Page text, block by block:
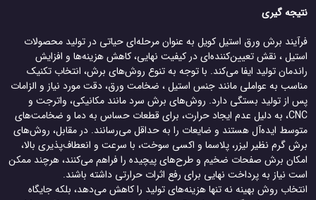
نتیجه گیری
فرآیند برش ورق استیل کویل به عنوان مرحله‌ای حیاتی در تولید محصولات
استیل ، نقش تعیین‌کننده‌ای در کیفیت نهایی، کاهش هزینه‌ها و افزایش
راندمان تولید ایفا می‌کند. با توجه به تنوع روش‌های برش، انتخاب تکنیک
مناسب به عواملی مانند جنس استیل ، ضخامت ورق، دقت مورد نیاز و الزامات
پس از تولید بستگی دارد. روش‌های برش سرد مانند مکانیکی، واترجت و
CNC، به دلیل عدم ایجاد حرارت، برای قطعات حساس به دما و ضخامت‌های
متوسط ایده‌آل هستند و ضایعات را به حداقل می‌رسانند. در مقابل، روش‌های
برش گرم نظیر لیزر، پلاسما و اکسی سوخت، با سرعت و انعطاف‌پذیری بالا،
امکان برش صفحات ضخیم و طرح‌های پیچیده را فراهم می‌کنند، هرچند ممکن
است نیاز به پرداخت نهایی برای رفع اثرات حرارتی داشته باشند.
انتخاب روش بهینه نه تنها هزینه‌های تولید را کاهش می‌دهد، بلکه جایگاه